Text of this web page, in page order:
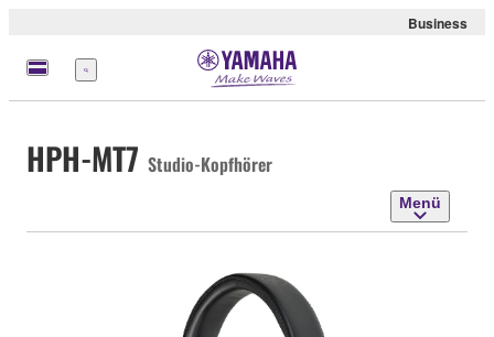
Business
Menü
HPH-MT7 Studio-Kopfhörer
Menü